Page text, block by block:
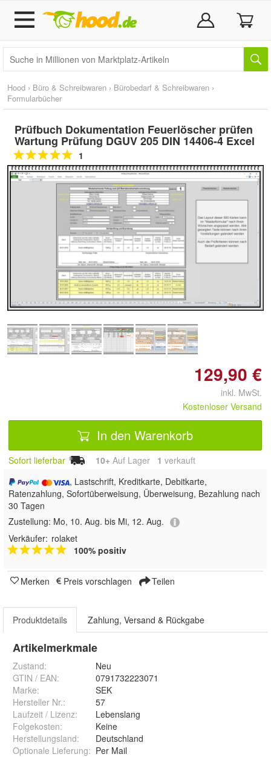
Hood › Büro & Schreibwaren › Bürobedarf & Schreibwaren ›
Formularbücher
Prüfbuch Dokumentation Feuerlöscher prüfen
Wartung Prüfung DGUV 205 DIN 14406-4 Excel
1
Doppelt antippen zum
vergrößern
129,90 €
inkl. MwSt.
Kostenloser Versand
In den Warenkorb
Sofort lieferbar 10+ Auf Lager 1 verkauft
, Lastschrift, Kreditkarte, Debitkarte,
Ratenzahlung, Sofortüberweisung, Überweisung, Bezahlung nach
30 Tagen
Zustellung: Mo, 10. Aug. bis Mi, 12. Aug.
Verkäufer: rolaket
100% positiv
Merken Preis vorschlagen Teilen
Produktdetails Zahlung, Versand & Rückgabe
Artikelmerkmale
Zustand:
Neu
GTIN / EAN:
0791732223071
Marke:
SEK
Hersteller Nr.:
57
Laufzeit / Lizenz:
Lebenslang
Folgekosten:
Keine
Herstellungsland:
Deutschland
Optionale Lieferung: Per Mail